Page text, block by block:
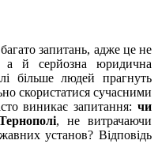
запитань, адже це не
а й серйозна юридична
більше людей прагнуть
скористатися сучасними
виникає запитання: чи
, не витрачаючи
установ? Відповідь